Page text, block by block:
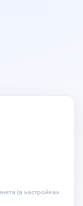
(в настройках